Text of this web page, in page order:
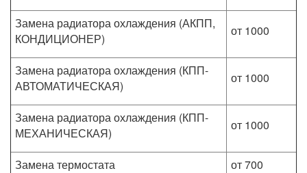
Замена радиатора охлаждения (АКПП,
КОНДИЦИОНЕР)
от 1000
Замена радиатора охлаждения (КПП-
АВТОМАТИЧЕСКАЯ)
от 1000
Замена радиатора охлаждения (КПП-
МЕХАНИЧЕСКАЯ)
от 1000
Замена термостата
от 700